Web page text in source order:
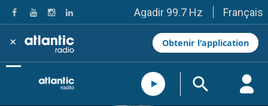
Agadir 99.7 Hz
Tanger 103.3 Hz
Tétouan 87.8 Hz
Fès 98.8 Hz
Meknès 97.2 Hz
El Jadida 97.3
Settat 104,6
Français
× Obtenir l'application